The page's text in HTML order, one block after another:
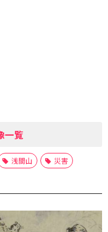
一覧
浅間山 災害